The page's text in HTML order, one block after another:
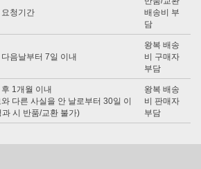
청기간
배송비 부
담
음날부터 7일 이내
왕복 배송
비 구매자
부담
1개월 이내
다른 사실을 안 날로부터 30일 이
시 반품/교환 불가)
왕복 배송
비 판매자
부담